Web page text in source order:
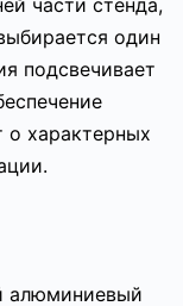
части стенда,
один
подсвечивает
о характерных
алюминиевый